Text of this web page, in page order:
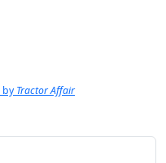
by Tractor Affair